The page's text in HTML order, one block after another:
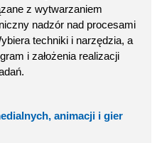
z wytwarzaniem
nadzór nad procesami
techniki i narzędzia, a
i założenia realizacji
animacji i gier